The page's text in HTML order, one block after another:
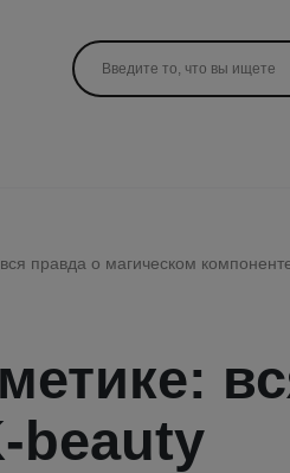
правда о магическом
beauty